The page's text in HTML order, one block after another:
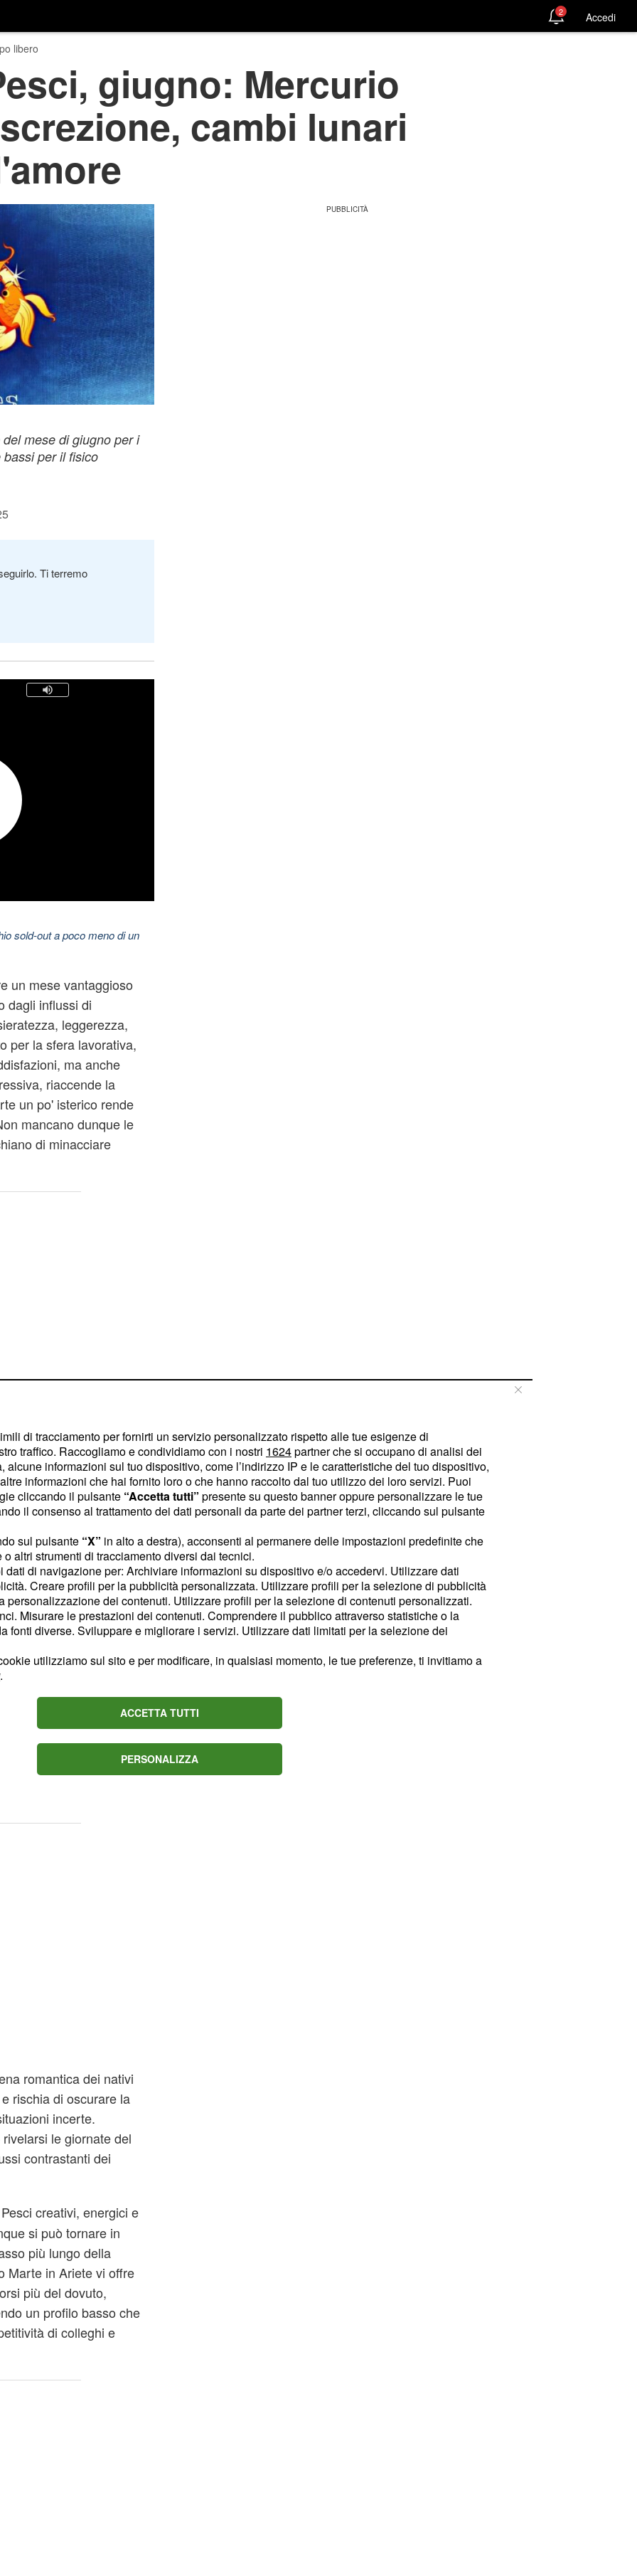
2 Accedi
libero
giugno: Mercurio
cambi lunari
mese di giugno per i
per il fisico
Ti terremo
sold-out a poco meno di un
un mese vantaggioso
dagli influssi di
leggerezza,
per la sfera lavorativa,
ma anche
riaccende la
un po' isterico rende
mancano dunque le
di minacciare
interpersonali, ma
di venerdì 5 e
agitazione e
il 21, quando
di seguito
2020 per il segno
per amore, lavoro e
per i Pesci
non lascia presagire
interpersonali, c'è
il dialogo
non proprio
che suscitano la
romantica dei nativi
rischia di oscurare la
incerte.
le giornate del
contrastanti dei
creativi, energici e
si può tornare in
più lungo della
Marte in Ariete vi offre
più del dovuto,
un profilo basso che
di colleghi e
di tracciamento per fornirti un servizio personalizzato rispetto alle tue esigenze di
traffico. Raccogliamo e condividiamo con i nostri 1624partner che si occupano di analisi dei
informazioni sul tuo dispositivo, come l’indirizzo IP e le caratteristiche del tuo dispositivo,
informazioni che hai fornito loro o che hanno raccolto dal tuo utilizzo dei loro servizi. Puoi
cliccando il pulsante “Accetta tutti” presente su questo banner oppure personalizzare le tue
il consenso al trattamento dei dati personali da parte dei partner terzi, cliccando sul pulsante
sul pulsante “X” in alto a destra), acconsenti al permanere delle impostazioni predefinite che
altri strumenti di tracciamento diversi dai tecnici.
dati di navigazione per: Archiviare informazioni su dispositivo e/o accedervi. Utilizzare dati
Creare profili per la pubblicità personalizzata. Utilizzare profili per la selezione di pubblicità
personalizzazione dei contenuti. Utilizzare profili per la selezione di contenuti personalizzati.
Misurare le prestazioni dei contenuti. Comprendere il pubblico attraverso statistiche o la
fonti diverse. Sviluppare e migliorare i servizi. Utilizzare dati limitati per la selezione dei
utilizziamo sul sito e per modificare, in qualsiasi momento, le tue preferenze, ti invitiamo a
.
ACCETTA TUTTI
PERSONALIZZA